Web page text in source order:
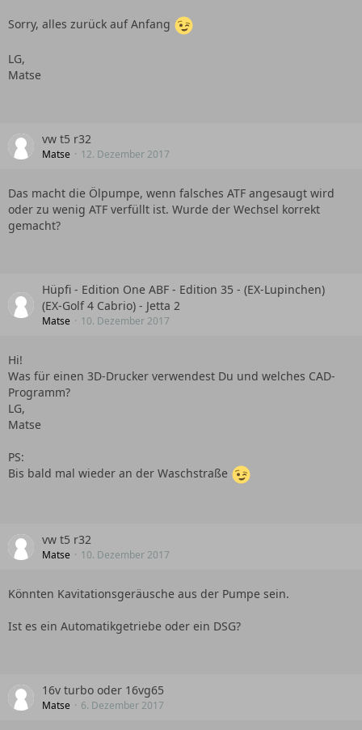
Sorry, alles zurück auf Anfang
LG,
Matse
vw t5 r32
Matse 12. Dezember 2017
Das macht die Ölpumpe, wenn falsches ATF angesaugt wird
oder zu wenig ATF verfüllt ist. Wurde der Wechsel korrekt
gemacht?
Hüpfi - Edition One ABF - Edition 35 - (EX-Lupinchen)
(EX-Golf 4 Cabrio) - Jetta 2
Matse 10. Dezember 2017
Hi!
Was für einen 3D-Drucker verwendest Du und welches CAD-
Programm?
LG,
Matse
PS:
Bis bald mal wieder an der Waschstraße
vw t5 r32
Matse 10. Dezember 2017
Könnten Kavitationsgeräusche aus der Pumpe sein.
Ist es ein Automatikgetriebe oder ein DSG?
16v turbo oder 16vg65
Matse 6. Dezember 2017